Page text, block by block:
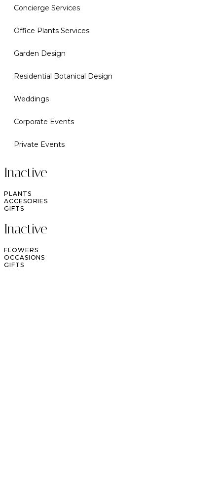
Concierge Services
Office Plants Services
Garden Design
Residential Botanical Design
Weddings
Corporate Events
Private Events
Inactive
PLANTS
ACCESORIES
GIFTS
Inactive
FLOWERS
OCCASIONS
GIFTS